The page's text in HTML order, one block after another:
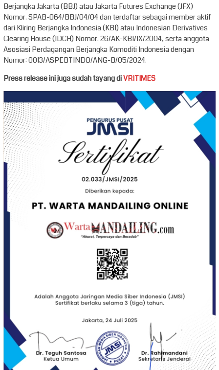
Berjangka Jakarta (BBJ) atau Jakarta Futures Exchange (JFX)
Nomor. SPAB-064/BBJ/04/04 dan terdaftar sebagai member aktif
dari Kliring Berjangka Indonesia (KBI) atau Indonesian Derivatives
Clearing House (IDCH) Nomor. 26/AK-KBI/IX/2004, serta anggota
Asosiasi Perdagangan Berjangka Komoditi Indonesia dengan
Nomor: 0013/ASPEBTINDO/ANG-B/05/2024.
Press release ini juga sudah tayang diVRITIMES